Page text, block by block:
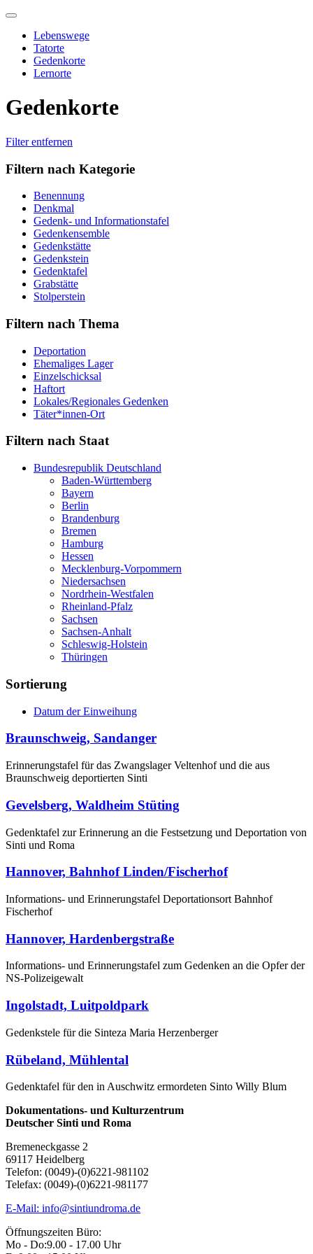
Skip
contentLebenswege
Tatorte
Gedenkorte
Lernorte
Gedenkorte
Filter entfernen
Filtern nach Kategorie
Benennung
Denkmal
Gedenk- und Informationstafel
Gedenkensemble
Gedenkstätte
Gedenkstein
Gedenktafel
Grabstätte
Stolperstein
Filtern nach Thema
Deportation
Ehemaliges Lager
Einzelschicksal
Haftort
Lokales/Regionales Gedenken
Täter*innen-Ort
Filtern nach Staat
Bundesrepublik Deutschland
Baden-Württemberg
Bayern
Berlin
Brandenburg
Bremen
Hamburg
Hessen
Mecklenburg-Vorpommern
Niedersachsen
Nordrhein-Westfalen
Rheinland-Pfalz
Sachsen
Sachsen-Anhalt
Schleswig-Holstein
Thüringen
Sortierung
Datum der Einweihung
Braunschweig, Sandanger
Erinnerungstafel für das Zwangslager Veltenhof und die aus
Braunschweig deportierten Sinti
Gevelsberg, Waldheim Stüting
Gedenktafel zur Erinnerung an die Festsetzung und Deportation von
Sinti und Roma
Hannover, Bahnhof Linden/Fischerhof
Informations- und Erinnerungstafel Deportationsort Bahnhof
Fischerhof
Hannover, Hardenbergstraße
Informations- und Erinnerungstafel zum Gedenken an die Opfer der
NS-Polizeigewalt
Ingolstadt, Luitpoldpark
Gedenkstele für die Sinteza Maria Herzenberger
Rübeland, Mühlental
Gedenktafel für den in Auschwitz ermordeten Sinto Willy Blum
Dokumentations- und Kulturzentrum
Deutscher Sinti und Roma
Bremeneckgasse 2
69117 Heidelberg
Telefon: (0049)-(0)6221-981102
Telefax: (0049)-(0)6221-981177
E-Mail: info@sintiundroma.de
Öffnungszeiten Büro:
Mo - Do:9.00 - 17.00 Uhr